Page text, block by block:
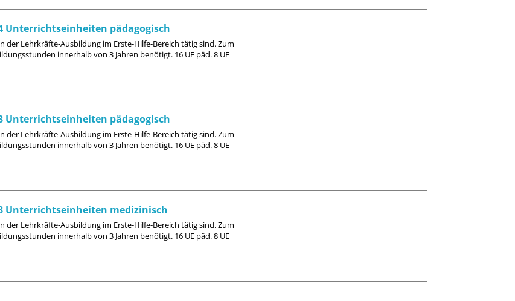
Unterrichtseinheiten pädagogisch
Lehrkräfte-Ausbildung im Erste-Hilfe-Bereich tätig sind. Zum
innerhalb von 3 Jahren benötigt. 16 UE päd. 8 UE
Unterrichtseinheiten pädagogisch
Lehrkräfte-Ausbildung im Erste-Hilfe-Bereich tätig sind. Zum
innerhalb von 3 Jahren benötigt. 16 UE päd. 8 UE
Unterrichtseinheiten medizinisch
Lehrkräfte-Ausbildung im Erste-Hilfe-Bereich tätig sind. Zum
innerhalb von 3 Jahren benötigt. 16 UE päd. 8 UE